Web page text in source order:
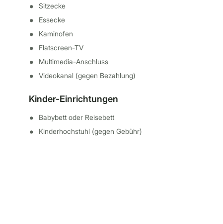
Sitzecke
Essecke
Kaminofen
Flatscreen-TV
Multimedia-Anschluss
Videokanal (gegen Bezahlung)
Kinder-Einrichtungen
Babybett oder Reisebett
Kinderhochstuhl (gegen Gebühr)